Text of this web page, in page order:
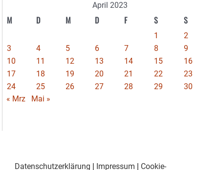
April 2023
M D M D F S S
1
2
3
4 5 6 7 8
9
10
11 12 13 14 15
16
17
18 19 20 21 22
23
24
25 26 27 28 29
30
« Mrz
Mai »
Datenschutzerklärung Impressum Cookie-